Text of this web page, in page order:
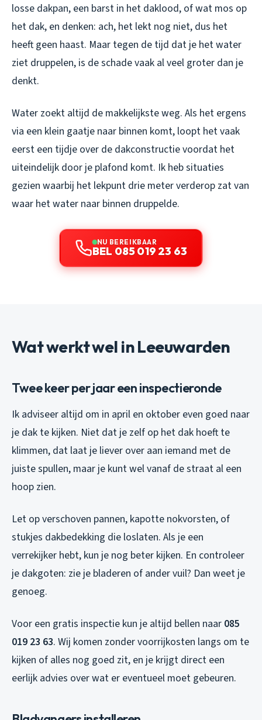
losse dakpan, een barst in het daklood, of wat mos op
het dak, en denken: ach, het lekt nog niet, dus het
heeft geen haast. Maar tegen de tijd dat je het water
ziet druppelen, is de schade vaak al veel groter dan je
denkt.
Water zoekt altijd de makkelijkste weg. Als het ergens
via een klein gaatje naar binnen komt, loopt het vaak
eerst een tijdje over de dakconstructie voordat het
uiteindelijk door je plafond komt. Ik heb situaties
gezien waarbij het lekpunt drie meter verderop zat van
waar het water naar binnen druppelde.
NU BEREIKBAAR
BEL 085 019 23 63
Wat werkt wel in Leeuwarden
Twee keer per jaar een inspectieronde
Ik adviseer altijd om in april en oktober even goed naar
je dak te kijken. Niet dat je zelf op het dak hoeft te
klimmen, dat laat je liever over aan iemand met de
juiste spullen, maar je kunt wel vanaf de straat al een
hoop zien.
Let op verschoven pannen, kapotte nokvorsten, of
stukjes dakbedekking die loslaten. Als je een
verrekijker hebt, kun je nog beter kijken. En controleer
je dakgoten: zie je bladeren of ander vuil? Dan weet je
genoeg.
Voor een gratis inspectie kun je altijd bellen naar 085
019 23 63. Wij komen zonder voorrijkosten langs om te
kijken of alles nog goed zit, en je krijgt direct een
eerlijk advies over wat er eventueel moet gebeuren.